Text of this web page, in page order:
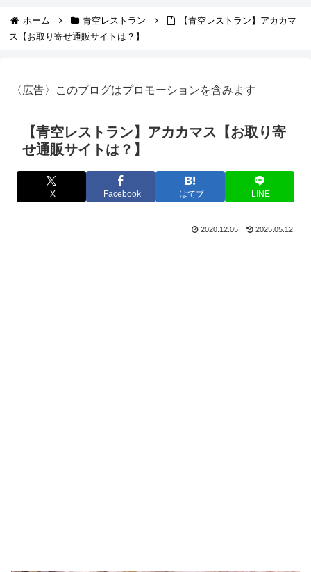
ホーム 青空レストラン
【青空レストラン】アカカマ
ス【お取り寄せ通販サイトは？】
〈広告〉このブログはプロモーションを含みます
【青空レストラン】アカカマス【お取り寄
せ通販サイトは？】
X Facebook はてブ LINE
2020.12.05 2025.05.12